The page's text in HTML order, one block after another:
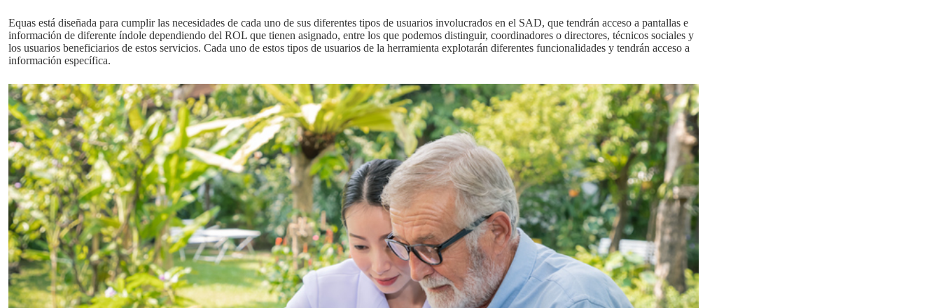
Equas está diseñada para cumplir las necesidades de cada uno de sus diferentes tipos de usuarios involucrados en el SAD, que tendrán acceso a pantallas e
información de diferente índole dependiendo del ROL que tienen asignado, entre los que podemos distinguir, coordinadores o directores, técnicos sociales y
los usuarios beneficiarios de estos servicios. Cada uno de estos tipos de usuarios de la herramienta explotarán diferentes funcionalidades y tendrán acceso a
información específica.